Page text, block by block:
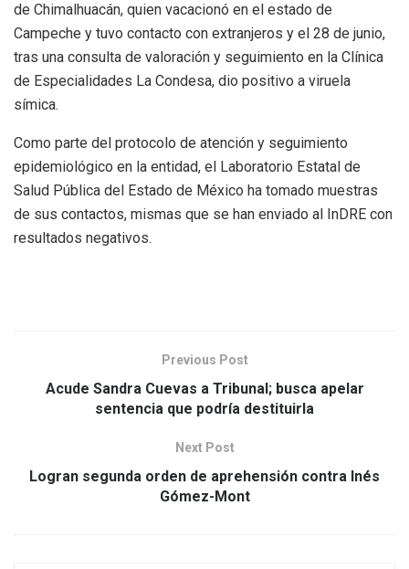
de Chimalhuacán, quien vacacionó en el estado de
Campeche y tuvo contacto con extranjeros y el 28 de junio,
tras una consulta de valoración y seguimiento en la Clínica
de Especialidades La Condesa, dio positivo a viruela
símica.
Como parte del protocolo de atención y seguimiento
epidemiológico en la entidad, el Laboratorio Estatal de
Salud Pública del Estado de México ha tomado muestras
de sus contactos, mismas que se han enviado al InDRE con
resultados negativos.
Previous Post
Acude Sandra Cuevas a Tribunal; busca apelar
sentencia que podría destituirla
Next Post
Logran segunda orden de aprehensión contra Inés
Gómez-Mont